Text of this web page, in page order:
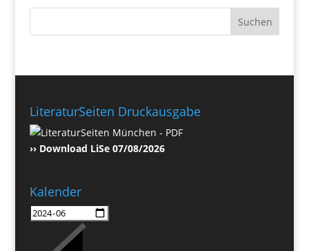
LiteraturSeiten Druckausgabe
›› Download LiSe 07/08/2026
Kalender